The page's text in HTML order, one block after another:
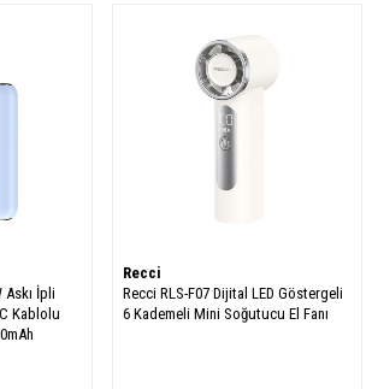
Askı İpli
Kablolu
Recci
Recci RLS-F07 Dijital LED Göstergeli
6 Kademeli Mini Soğutucu El Fanı